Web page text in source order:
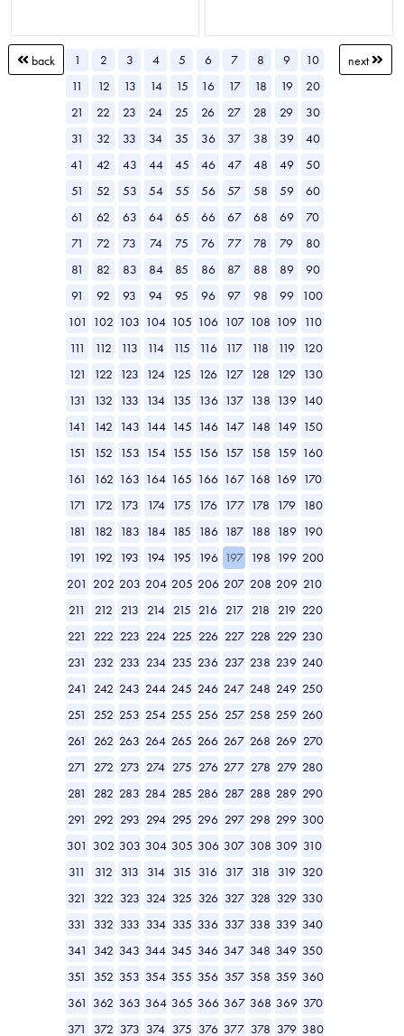
next
1 2 3 4 5 6 7 8 9
10
11
12 13 14 15 16 17 18 19
20
21
22 23 24 25 26 27 28 29
30
31
32 33 34 35 36 37 38 39
40
41
42 43 44 45 46 47 48 49
50
51
52 53 54 55 56 57 58 59
60
61
62 63 64 65 66 67 68 69
70
71
72 73 74 75 76 77 78 79
80
81
82 83 84 85 86 87 88 89
90
91
92 93 94 95 96 97 98 99
100
101
102 103 104 105 106 107 108 109 110
111
112 113 114 115 116 117 118 119
120
121
122 123 124 125 126 127 128 129 130
131
132 133 134 135 136 137 138 139 140
141
142 143 144 145 146 147 148 149 150
151
152 153 154 155 156 157 158 159 160
161
162 163 164 165 166 167 168 169 170
171
172 173 174 175 176 177 178 179 180
181
182 183 184 185 186 187 188 189 190
191
192 193 194 195 196 197 198 199 200
201 202 203 204 205 206 207 208 209 210
211
212 213 214 215 216 217 218 219 220
221
222 223 224 225 226 227 228 229 230
231
232 233 234 235 236 237 238 239 240
241
242 243 244 245 246 247 248 249 250
251
252 253 254 255 256 257 258 259 260
261
262 263 264 265 266 267 268 269 270
271
272 273 274 275 276 277 278 279 280
281
282 283 284 285 286 287 288 289 290
291
292 293 294 295 296 297 298 299 300
301 302 303 304 305 306 307 308 309 310
311
312 313 314 315 316 317 318 319 320
321
322 323 324 325 326 327 328 329 330
331
332 333 334 335 336 337 338 339 340
341
342 343 344 345 346 347 348 349 350
351
352 353 354 355 356 357 358 359 360
361 362 363 364 365 366 367 368 369 370
371
372 373 374 375 376 377 378 379 380
back